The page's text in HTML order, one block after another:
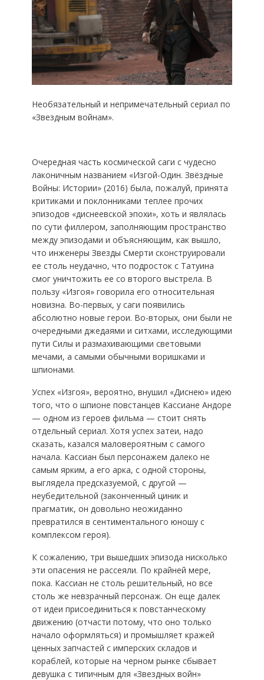
Необязательный и непримечательный сериал по
«Звездным войнам».
Очередная часть космической саги с чудесно
лаконичным названием «Изгой-Один. Звёздные
Войны: Истории» (2016) была, пожалуй, принята
критиками и поклонниками теплее прочих
эпизодов «диснеевской эпохи», хоть и являлась
по сути филлером, заполняющим пространство
между эпизодами и объясняющим, как вышло,
что инженеры Звезды Смерти сконструировали
ее столь неудачно, что подросток с Татуина
смог уничтожить ее со второго выстрела. В
пользу «Изгоя» говорила его относительная
новизна. Во-первых, у саги появились
абсолютно новые герои. Во-вторых, они были не
очередными джедаями и ситхами, исследующими
пути Силы и размахивающими световыми
мечами, а самыми обычными воришками и
шпионами.
Успех «Изгоя», вероятно, внушил «Диснею» идею
того, что о шпионе повстанцев Кассиане Андоре
— одном из героев фильма — стоит снять
отдельный сериал. Хотя успех затеи, надо
сказать, казался маловероятным с самого
начала. Кассиан был персонажем далеко не
самым ярким, а его арка, с одной стороны,
выглядела предсказуемой, с другой —
неубедительной (законченный циник и
прагматик, он довольно неожиданно
превратился в сентиментального юношу с
комплексом героя).
К сожалению, три вышедших эпизода нисколько
эти опасения не рассеяли. По крайней мере,
пока. Кассиан не столь решительный, но все
столь же невзрачный персонаж. Он еще далек
от идеи присоединиться к повстанческому
движению (отчасти потому, что оно только
начало оформляться) и промышляет кражей
ценных запчастей с имперских складов и
кораблей, которые на черном рынке сбывает
девушка с типичным для «Звездных войн»